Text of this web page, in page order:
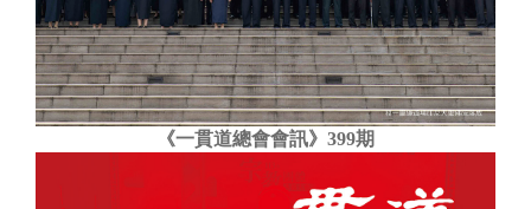
《一貫道總會會訊》399期